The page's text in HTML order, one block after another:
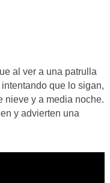
al ver a una patrulla
que lo sigan,
nieve y a media noche.
y advierten una